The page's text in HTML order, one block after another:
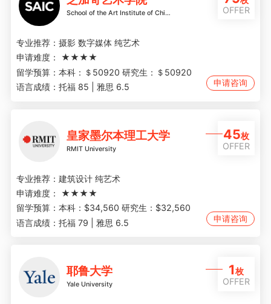
School of the Art Institute of Chicago
OFFER
专业推荐： 摄影 数字媒体 纯艺术
申请难度：
★★★★
留学预算： 本科：＄50920 研究生：＄50920
语言成绩： 托福 85 | 雅思 6.5 申请咨询
皇家墨尔本理工大学
RMIT University
45枚
OFFER
专业推荐： 建筑设计 纯艺术
申请难度：
★★★★
留学预算： 本科：$34,560 研究生：$32,560
语言成绩： 托福 79 | 雅思 6.5 申请咨询
耶鲁大学
Yale University
1枚
OFFER